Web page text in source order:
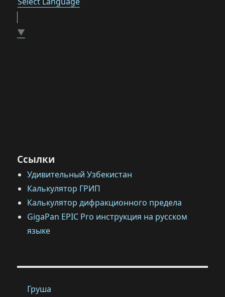
▼
Ссылки
Удивительный Узбекистан
Калькулятор ГРИП
Калькулятор дифракционного предела
GigaPan EPIC Pro инструкция на русском
языке
Груша